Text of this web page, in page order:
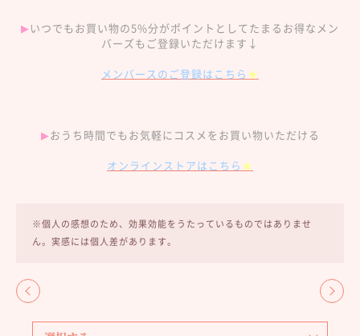
▶︎いつでもお買い物の5%分がポイントとしてたまるお得なメン
バーズもご登録いただけます↓
メンバースのご登録はこちら ★
▶︎おうち時間でもお気軽にコスメをお買い物いただける
オンラインストアはこちら ★
※個人の感想のため、効果効能をうたっているものではありませ
ん。実感には個人差があります。